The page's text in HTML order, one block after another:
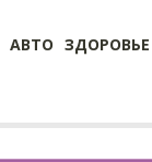
АВТО ЗДОРОВЬЕ